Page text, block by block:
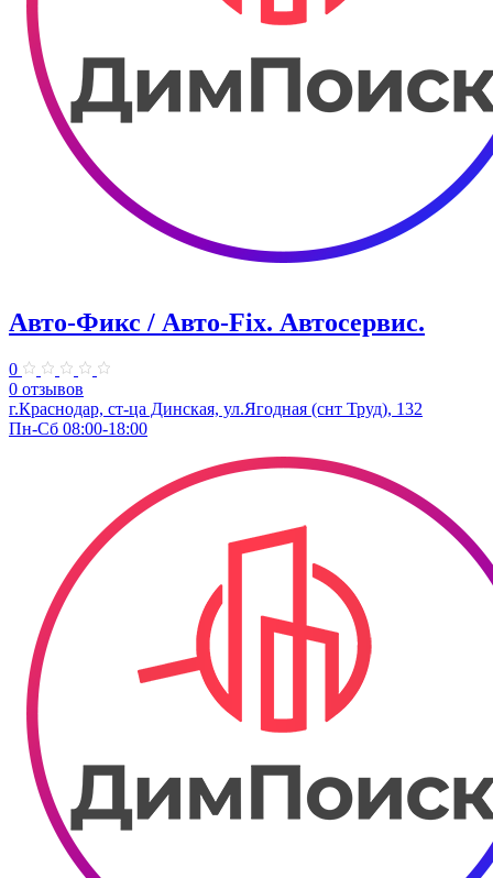
Авто-Фикс / Авто-Fix. Автосервис.
0
0 отзывов
г.Краснодар, ст-ца Динская, ул.Ягодная (снт Труд), 132
Пн-Сб 08:00-18:00